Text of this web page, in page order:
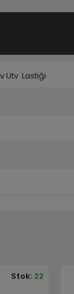
Utv Lastiği
Stok: 14